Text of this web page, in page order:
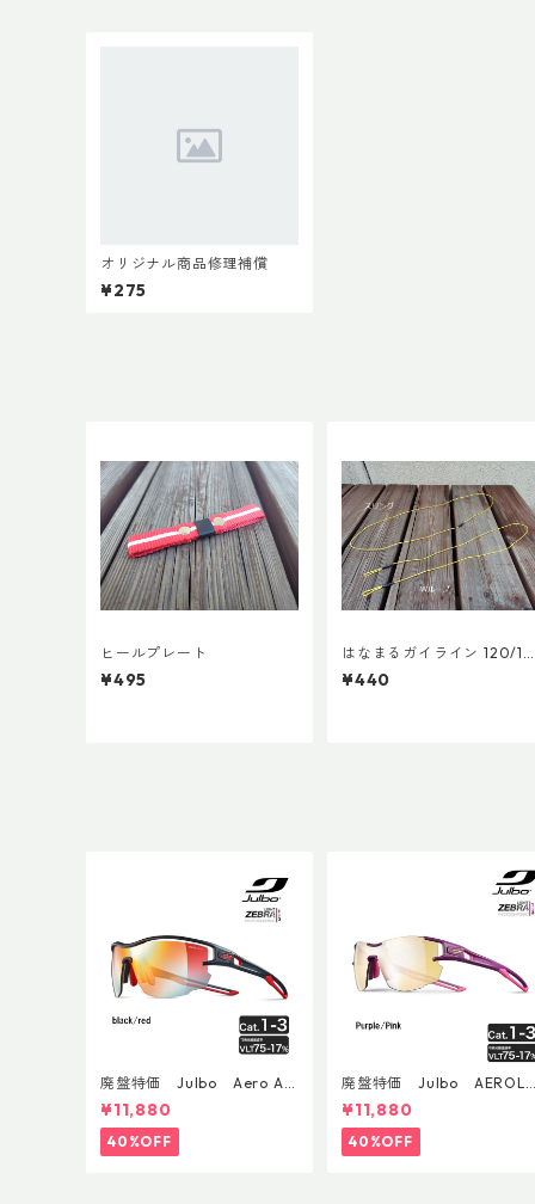
オリジナル商品修理補償
¥275
ヒールプレート
¥495
はなまるガイライン 120/18
0
¥440
廃盤特価 Julbo Aero Asi
anFit
¥11,880
40%OFF
廃盤特価 Julbo
E AsianFit
¥11,880
40%OFF